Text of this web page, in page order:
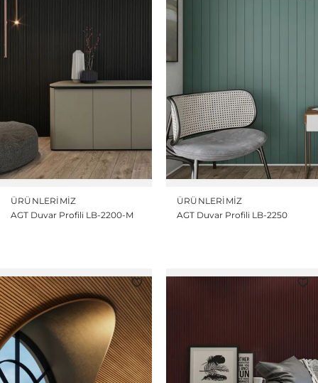
ÜRÜNLERIMIZ
AGT Duvar Profili LB-2200-M
ÜRÜNLERIMIZ
AGT Duvar Profili LB-2250